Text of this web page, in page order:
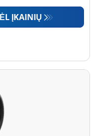
ĮKAINIŲ